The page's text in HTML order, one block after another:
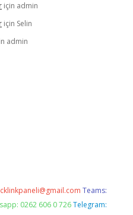
için admin
için Selin
admin
Teams:
0262 606 0 726 Telegram: